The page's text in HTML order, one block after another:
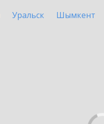
Уральск Шымкент